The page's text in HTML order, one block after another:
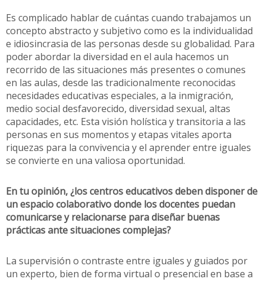
Es complicado hablar de cuántas cuando trabajamos un
concepto abstracto y subjetivo como es la individualidad
e idiosincrasia de las personas desde su globalidad. Para
poder abordar la diversidad en el aula hacemos un
recorrido de las situaciones más presentes o comunes
en las aulas, desde las tradicionalmente reconocidas
necesidades educativas especiales, a la inmigración,
medio social desfavorecido, diversidad sexual, altas
capacidades, etc. Esta visión holística y transitoria a las
personas en sus momentos y etapas vitales aporta
riquezas para la convivencia y el aprender entre iguales
se convierte en una valiosa oportunidad.
En tu opinión, ¿los centros educativos deben disponer de
un espacio colaborativo donde los docentes puedan
comunicarse y relacionarse para diseñar buenas
prácticas ante situaciones complejas?
La supervisión o contraste entre iguales y guiados por
un experto, bien de forma virtual o presencial en base a